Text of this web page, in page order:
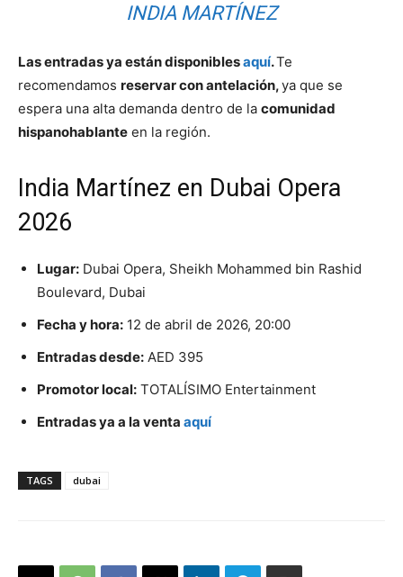
INDIA MARTÍNEZ
Las entradas ya están disponiblesaquí.Te
recomendamos reservar con antelación,ya que se
espera una alta demanda dentro de la comunidad
hispanohablante en la región.
India Martínez en Dubai Opera
2026
Lugar: Dubai Opera, Sheikh Mohammed bin Rashid
Boulevard, Dubai
Fecha y hora: 12 de abril de 2026, 20:00
Entradas desde: AED 395
Promotor local: TOTALÍSIMO Entertainment
Entradas ya a la venta aquí
TAGS dubai